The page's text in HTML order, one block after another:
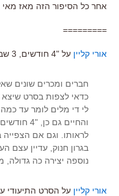
אחר כל הסיפור הזה מאז מאי 2006.
=========
אורי קליין על "4 חודשים, 3 שבועות ויומיים", אתמול:
חברים ומכרים שונים
כדאי לצפות בסרט
לי די מלים לומר עד
לראותו. וגם אם הצפייה
בגרון חנוק, עדיין עצם
נוספה יצירה כה גדולה,
אורי קליין על הסרט התיעודי